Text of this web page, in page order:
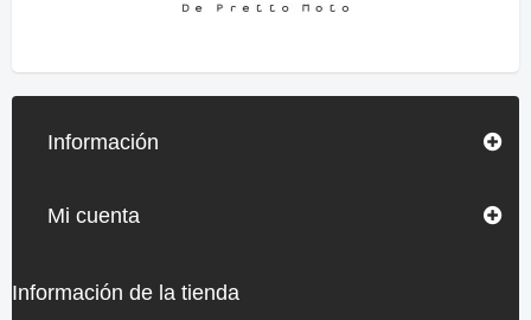
Información
Mi cuenta
Información de la tienda